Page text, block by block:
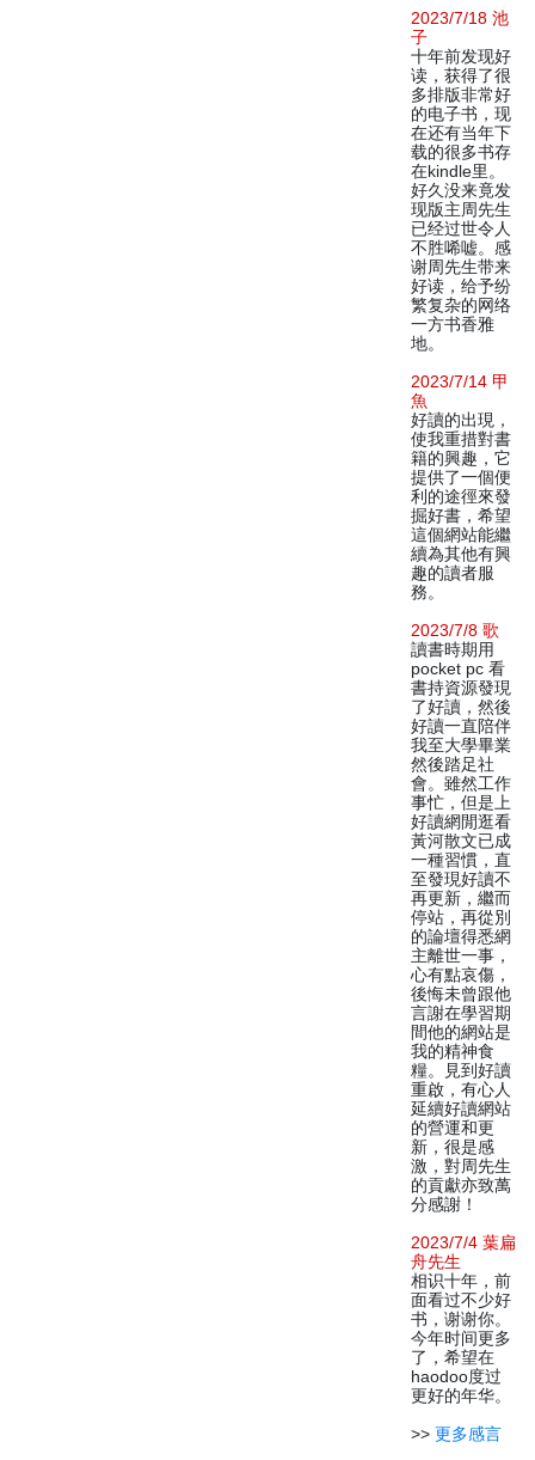
2023/7/18 池
子
十年前发现好
读，获得了很
多排版非常好
的电子书，现
在还有当年下
载的很多书存
在kindle里。
好久没来竟发
现版主周先生
已经过世令人
不胜唏嘘。感
谢周先生带来
好读，给予纷
繁复杂的网络
一方书香雅
地。
2023/7/14 甲
魚
好讀的出現，
使我重措對書
籍的興趣，它
提供了一個便
利的途徑來發
掘好書，希望
這個網站能繼
續為其他有興
趣的讀者服
務。
2023/7/8 歌
讀書時期用
pocket pc 看
書持資源發現
了好讀，然後
好讀一直陪伴
我至大學畢業
然後踏足社
會。雖然工作
事忙，但是上
好讀網閒逛看
黃河散文已成
一種習慣，直
至發現好讀不
再更新，繼而
停站，再從別
的論壇得悉網
主離世一事，
心有點哀傷，
後悔未曾跟他
言謝在學習期
間他的網站是
我的精神食
糧。見到好讀
重啟，有心人
延續好讀網站
的營運和更
新，很是感
激，對周先生
的貢獻亦致萬
分感謝！
2023/7/4 葉扁
舟先生
相识十年，前
面看过不少好
书，谢谢你。
今年时间更多
了，希望在
haodoo度过
更好的年华。
>> 更多感言